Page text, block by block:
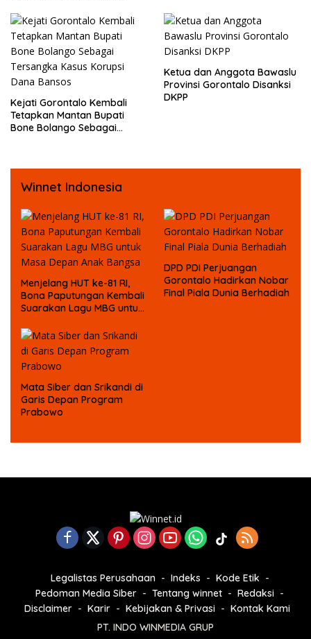
Fisik oleh Beberapa
Temannya
Kejati Gorontalo Kembali
Tetapkan Mantan Bupati
Bone Bolango Sebagai
Ketua dan Anggota Bawaslu
Provinsi Gorontalo Disanksi
DKPP
Winnet Indonesia
Menjelang HUT ke-81 RI,
Bona Paputungan Kembali
Suarakan Lagu MBG untuk
DPD PDI Perjuangan
Gorontalo Hadirkan Nobar
Final Piala Dunia Berhadiah
Mata Siber dan Srikandi di
Garis Depan Program
Prabowo
Legalistas Perusahaan Indeks
Kode Etik
Pedoman Media Siber
Tentang winnet
Redaksi
Disclaimer
Karir Kebijakan & Privasi
Kontak Kami
PT. INDO WINMEDIA GRUP